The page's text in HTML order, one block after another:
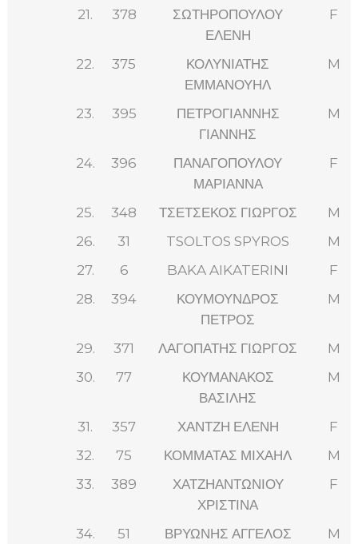
21. 378
ΣΩΤΗΡΟΠΟΥΛΟΥ
ΕΛΕΝΗ
F
22. 375
ΚΟΛΥΝΙΑΤΗΣ
ΕΜΜΑΝΟΥΗΛ
M
23. 395
ΠΕΤΡΟΓΙΑΝΝΗΣ
ΓΙΑΝΝΗΣ
M
24. 396
ΠΑΝΑΓΟΠΟΥΛΟΥ
ΜΑΡΙΑΝΝΑ
F
25. 348 ΤΣΕΤΣΕΚΟΣ ΓΙΩΡΓΟΣ
M
26.
31 TSOLTOS SPYROS
M
27.
6 BAKA AIKATERINI
F
28.
394
ΚΟΥΜΟΥΝΔΡΟΣ
ΠΕΤΡΟΣ
M
29. 371 ΛΑΓΟΠΑΤΗΣ ΓΙΩΡΓΟΣ
M
30.
77
ΚΟΥΜΑΝΑΚΟΣ
ΒΑΣΙΛΗΣ
M
31. 357 ΧΑΝΤΖΗ ΕΛΕΝΗ
F
32.
75 ΚΟΜΜΑΤΑΣ ΜΙΧΑΗΛ
M
33.
389
ΧΑΤΖΗΑΝΤΩΝΙΟΥ
ΧΡΙΣΤΙΝΑ
F
34. 51 ΒΡΥΩΝΗΣ ΑΓΓΕΛΟΣ
M